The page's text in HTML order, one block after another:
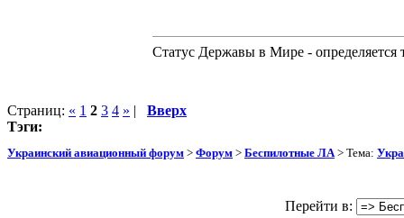
Статус Державы в Мире - определяется
Страниц: « 1 2 3 4 » | Вверх
Тэги:
Украинский авиационный форум > Форум > Беспилотные ЛА> Тема:
Перейти в: